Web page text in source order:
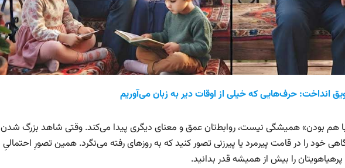
انداخت: حرف‌هایی که خیلی از اوقات دیر به زبان می‌آوریم
«با هم بودن» همیشگی نیست، روابط‌تان عمق و معنای دیگری پیدا می‌کند. وقتی شاهد بزرگ شدن
خود را در قامت پیرمرد یا پیرزنی تصور کنید که به روزهای رفته می‌نگرد. همین تصورِ احتمالیِ
را بیش از همیشه قدر بدانید.